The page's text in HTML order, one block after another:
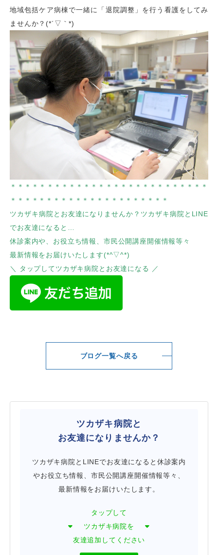
地域包括ケア病棟で一緒に「退院調整」を行う看護をしてみ
ませんか？(*´▽｀*)
＊＊＊＊＊＊＊＊＊＊＊＊＊＊＊＊＊＊＊＊＊＊＊＊＊＊＊
＊＊＊＊＊＊＊＊＊＊＊＊＊＊＊＊＊＊＊＊＊＊
ツカザキ病院とお友達になりませんか？ツカザキ病院とLINE
でお友達になると…
休診案内や、お役立ち情報、市民公開講座開催情報等々
最新情報をお届けいたします(*^▽^*)
＼ タップしてツカザキ病院とお友達になる ／
ブログ一覧へ戻る
ツカザキ病院と
お友達になりませんか？
ツカザキ病院とLINEでお友達になると休診案内
やお役立ち情報、市民公開講座開催情報等々、
最新情報をお届けいたします。
タップして
ツカザキ病院を
友達追加してください